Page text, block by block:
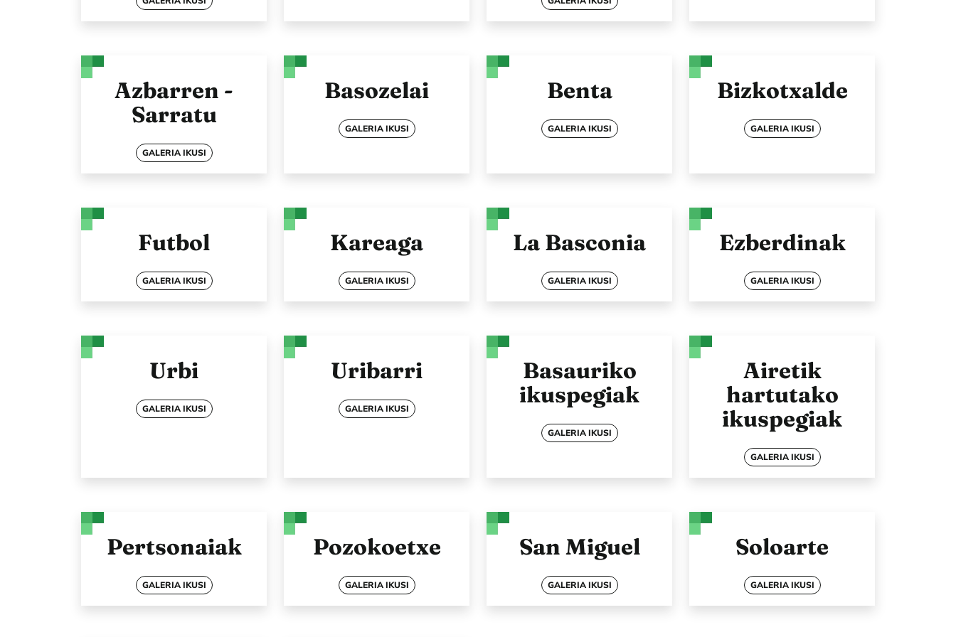
Azbarren -
Sarratu
GALERIA IKUSI
Basozelai
GALERIA IKUSI
Benta
GALERIA IKUSI
Bizkotxalde
GALERIA IKUSI
Futbol
GALERIA IKUSI
Kareaga
GALERIA IKUSI
La Basconia
GALERIA IKUSI
Ezberdinak
GALERIA IKUSI
Urbi
GALERIA IKUSI
Uribarri
GALERIA IKUSI
Basauriko
ikuspegiak
GALERIA IKUSI
Airetik
hartutako
ikuspegiak
GALERIA IKUSI
Pertsonaiak
GALERIA IKUSI
Pozokoetxe
GALERIA IKUSI
San Miguel
GALERIA IKUSI
Soloarte
GALERIA IKUSI